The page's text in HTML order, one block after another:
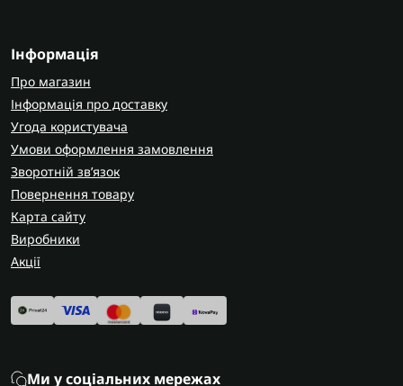
Інформація
Про магазин
Інформація про доставку
Угода користувача
Умови оформлення замовлення
Зворотній зв’язок
Повернення товару
Карта сайту
Виробники
Акції
Ми у соціальних мережах